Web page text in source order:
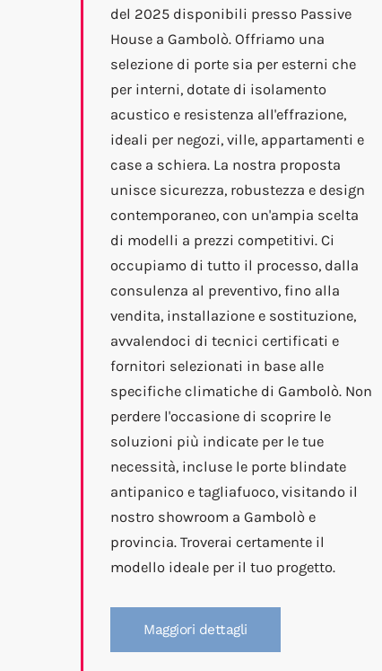
del 2025 disponibili presso Passive
House a Gambolò. Offriamo una
selezione di porte sia per esterni che
per interni, dotate di isolamento
acustico e resistenza all'effrazione,
ideali per negozi, ville, appartamenti e
case a schiera. La nostra proposta
unisce sicurezza, robustezza e design
contemporaneo, con un'ampia scelta
di modelli a prezzi competitivi. Ci
occupiamo di tutto il processo, dalla
consulenza al preventivo, fino alla
vendita, installazione e sostituzione,
avvalendoci di tecnici certificati e
fornitori selezionati in base alle
specifiche climatiche di Gambolò. Non
perdere l'occasione di scoprire le
soluzioni più indicate per le tue
necessità, incluse le porte blindate
antipanico e tagliafuoco, visitando il
nostro showroom a Gambolò e
provincia. Troverai certamente il
modello ideale per il tuo progetto.
Maggiori dettagli